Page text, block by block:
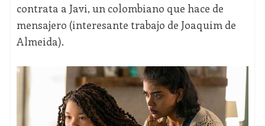
contrata a Javi, un colombiano que hace de
mensajero (interesante trabajo de Joaquim de
Almeida).